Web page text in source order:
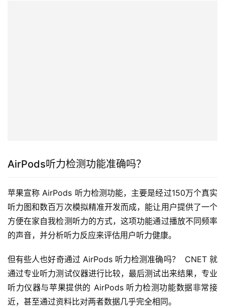
AirPods听力检测功能准确吗？
苹果宣称 AirPods 听力检测功能，主要是经过150万个真实
听力图和数百万次模拟精准开发而成，能让用户提供了一个
方便在家自我检测听力的方式，这项功能通过播放不同频率
的声音，并分析听力反应来评估用户听力健康。
但有些人也好奇通过 AirPods 听力检测准确吗？  CNET 就
通过专业听力测试仪器进行比较，最后测试出来结果，专业
听力仪器与苹果提供的 AirPods 听力检测功能数据非常接
近，甚至通过资料比对两者数据几乎完全相同。